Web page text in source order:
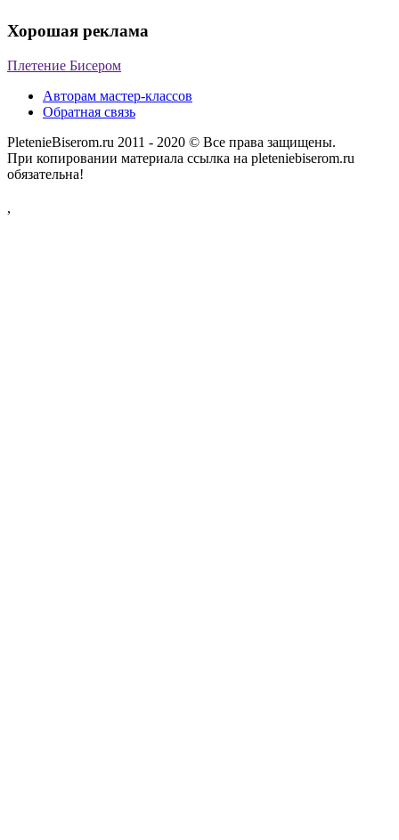
Хорошая реклама
Плетение Бисером
Авторам мастер-классов
Обратная связь
PletenieBiserom.ru 2011 - 2020 © Все права защищены.
При копировании материала ссылка на pleteniebiserom.ru
обязательна!
,